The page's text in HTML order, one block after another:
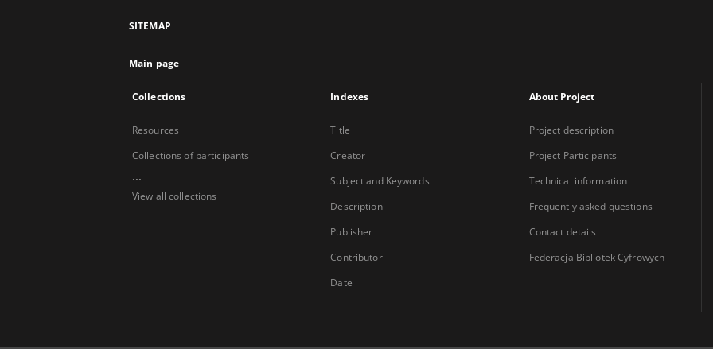
SITEMAP
Main page
Collections
Resources
Collections of participants
...
View all collections
Indexes
Title
Creator
Subject and Keywords
Description
Publisher
Contributor
Date
About Project
Project description
Project Participants
Technical information
Frequently asked questions
Contact details
Federacja Bibliotek Cyfrowych